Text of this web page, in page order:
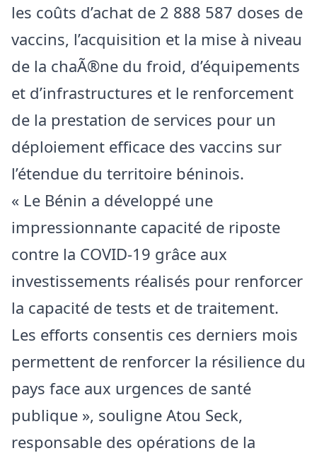
les coûts d’achat de 2 888 587 doses de
vaccins, l’acquisition et la mise à niveau
de la chaÃ®ne du froid, d’équipements
et d’infrastructures et le renforcement
de la prestation de services pour un
déploiement efficace des vaccins sur
l’étendue du territoire béninois.
« Le Bénin a développé une
impressionnante capacité de riposte
contre la COVID-19 grâce aux
investissements réalisés pour renforcer
la capacité de tests et de traitement.
Les efforts consentis ces derniers mois
permettent de renforcer la résilience du
pays face aux urgences de santé
publique », souligne Atou Seck,
responsable des opérations de la